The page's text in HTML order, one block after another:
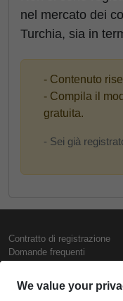
nel mercato dei
Turchia, sia in
- Contenuto
- Compila il
gratuita.
- Sei già
Contratto di registrazione
Domande frequenti
Contattaci